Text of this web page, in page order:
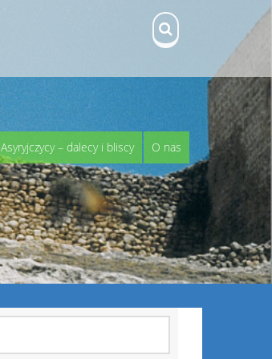
Asyryjczycy – dalecy i bliscy O nas